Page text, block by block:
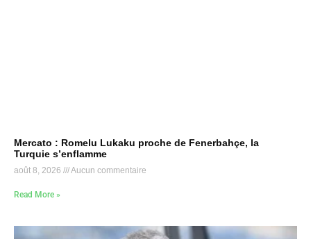
Mercato : Romelu Lukaku proche de Fenerbahçe, la
Turquie s’enflamme
août 8, 2026 Aucun commentaire
Read More »